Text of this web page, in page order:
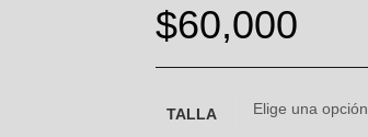
$60,000
TALLA Elige una opción